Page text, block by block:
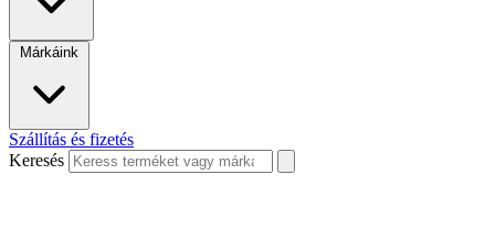
Márkáink
Szállítás és fizetés
Keresés